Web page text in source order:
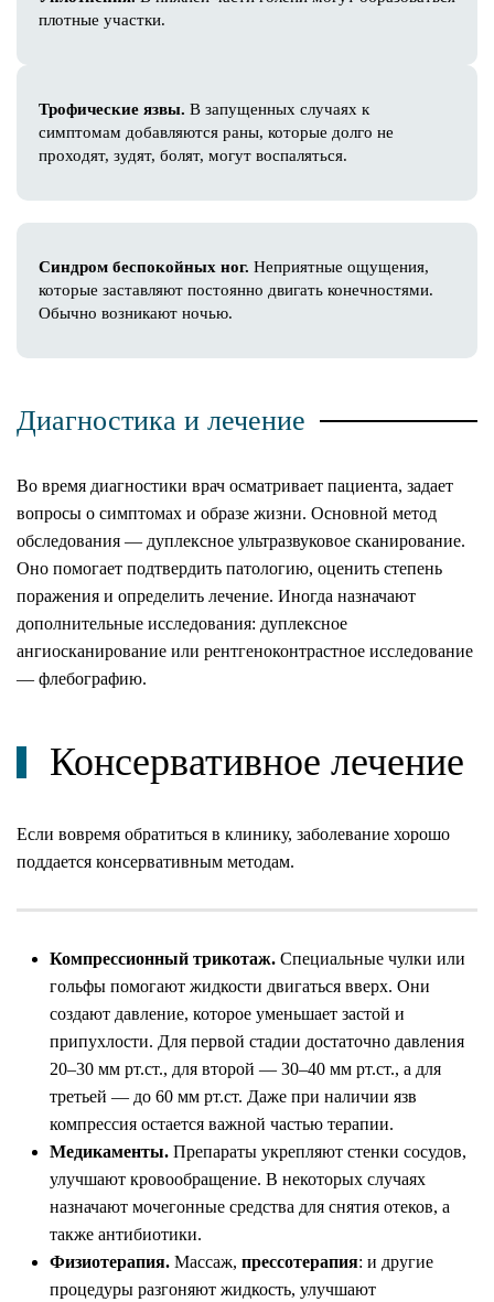
Средний проспект ВО, 2В
плотные участки.
Трофические язвы. В запущенных случаях к
симптомам добавляются раны, которые долго не
проходят, зудят, болят, могут воспаляться.
Синдром беспокойных ног. Неприятные ощущения,
которые заставляют постоянно двигать конечностями.
Обычно возникают ночью.
Диагностика и лечение
Во время диагностики врач осматривает пациента, задает
вопросы о симптомах и образе жизни. Основной метод
обследования — дуплексное ультразвуковое сканирование.
Оно помогает подтвердить патологию, оценить степень
поражения и определить лечение. Иногда назначают
дополнительные исследования: дуплексное
ангиосканирование или рентгеноконтрастное исследование
— флебографию.
Консервативное лечение
Если вовремя обратиться в клинику, заболевание хорошо
поддается консервативным методам.
Компрессионный трикотаж. Специальные чулки или
гольфы помогают жидкости двигаться вверх. Они
создают давление, которое уменьшает застой и
припухлости. Для первой стадии достаточно давления
20–30 мм рт.ст., для второй — 30–40 мм рт.ст., а для
третьей — до 60 мм рт.ст. Даже при наличии язв
компрессия остается важной частью терапии.
Медикаменты. Препараты укрепляют стенки сосудов,
улучшают кровообращение. В некоторых случаях
назначают мочегонные средства для снятия отеков, а
также антибиотики.
Физиотерапия. Массаж, прессотерапия: и другие
процедуры разгоняют жидкость, улучшают